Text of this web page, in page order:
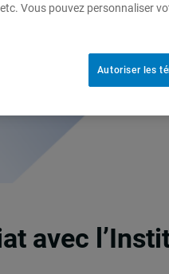
avec
Vous pouvez personnaliser
Autoriser les